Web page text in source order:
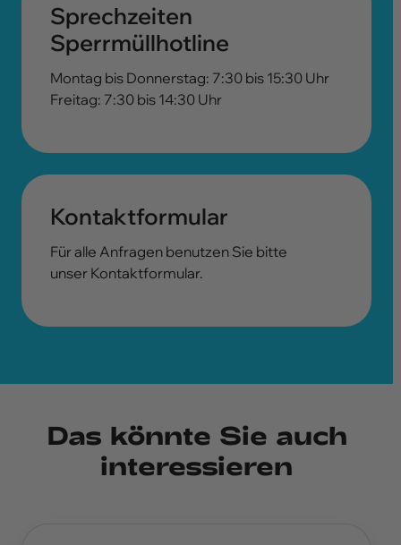
Sprechzeiten
Sperrmüllhotline
Montag bis Donnerstag: 7:30 bis 15:30 Uhr
Freitag: 7:30 bis 14:30 Uhr
Kontaktformular
Für alle Anfragen benutzen Sie bitte
unser Kontaktformular.
Das könnte Sie auch
interessieren